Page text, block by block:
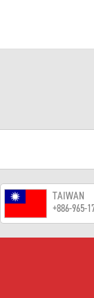
TAIWAN
+886-965-